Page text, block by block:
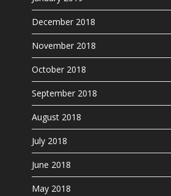
December 2018
November 2018
October 2018
September 2018
August 2018
July 2018
June 2018
May 2018